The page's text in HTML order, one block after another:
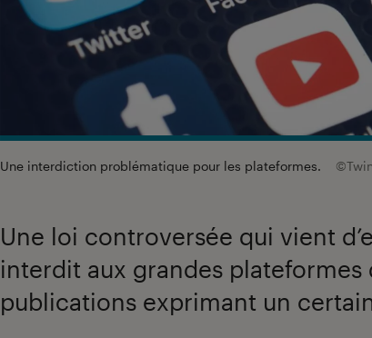
Une interdiction problématique pour les plateformes.
Une loi controversée qui vient
interdit aux grandes plateformes
publications exprimant un